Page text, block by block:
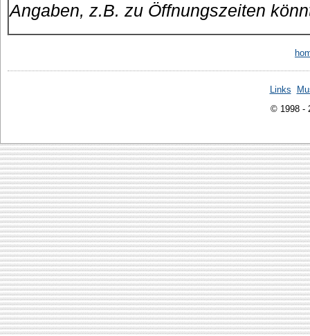
Angaben, z.B. zu Öffnungszeiten
Links
© 1998 -